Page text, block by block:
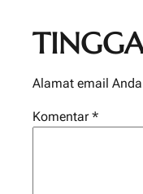
Alamat email
Komentar*